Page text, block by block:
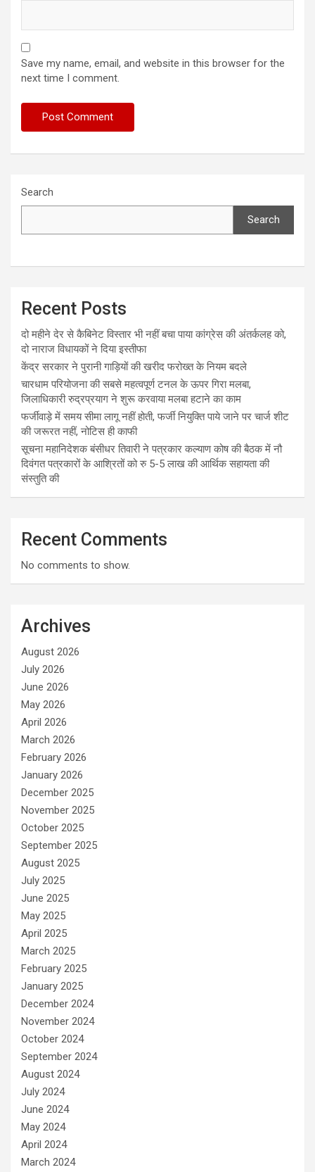
Save my name, email, and website in this browser for the
next time I comment.
Search
Search
Recent Posts
दो महीने देर से कैबिनेट विस्तार भी नहीं बचा पाया कांग्रेस की अंतर्कलह को,
दो नाराज विधायकों ने दिया इस्तीफा
केंद्र सरकार ने पुरानी गाड़ियों की खरीद फरोख्त के नियम बदले
चारधाम परियोजना की सबसे महत्वपूर्ण टनल के ऊपर गिरा मलबा,
जिलाधिकारी रुद्रप्रयाग ने शुरू करवाया मलबा हटाने का काम
फर्जीवाड़े में समय सीमा लागू नहीं होती, फर्जी नियुक्ति पाये जाने पर चार्ज शीट
की जरूरत नहीं, नोटिस ही काफी
सूचना महानिदेशक बंसीधर तिवारी ने पत्रकार कल्याण कोष की बैठक में नौ
दिवंगत पत्रकारों के आश्रितों को रु 5-5 लाख की आर्थिक सहायता की
संस्तुति की
Recent Comments
No comments to show.
Archives
August 2026
July 2026
June 2026
May 2026
April 2026
March 2026
February 2026
January 2026
December 2025
November 2025
October 2025
September 2025
August 2025
July 2025
June 2025
May 2025
April 2025
March 2025
February 2025
January 2025
December 2024
November 2024
October 2024
September 2024
August 2024
July 2024
June 2024
May 2024
April 2024
March 2024